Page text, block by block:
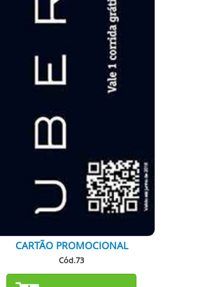
CARTÃO PROMOCIONAL
Cód.73